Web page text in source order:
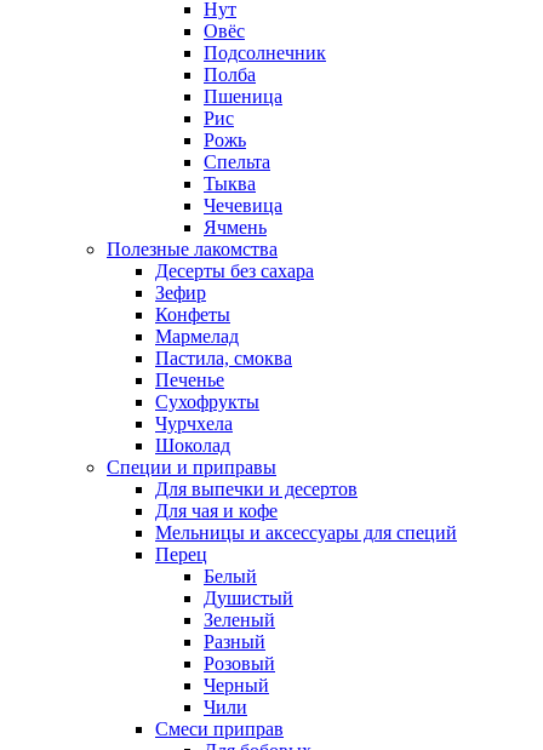
Нут
Овёс
Подсолнечник
Полба
Пшеница
Рис
Рожь
Спельта
Тыква
Чечевица
Ячмень
Полезные лакомства
Десерты без сахара
Зефир
Конфеты
Мармелад
Пастила, смоква
Печенье
Сухофрукты
Чурчхела
Шоколад
Специи и приправы
Для выпечки и десертов
Для чая и кофе
Мельницы и аксессуары для специй
Перец
Белый
Душистый
Зеленый
Разный
Розовый
Черный
Чили
Смеси приправ